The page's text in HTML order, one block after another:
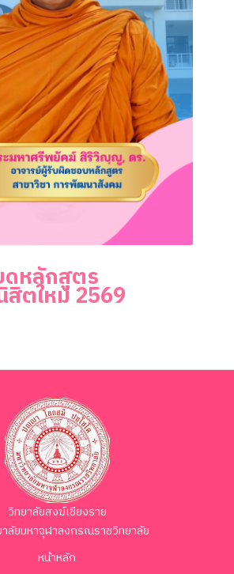
ดหลักสูตร
ตใหม่ 2569
วิทยาลัยสงฆ์เชียงราย
ลัยมหาจุฬาลงกรณราชวิทยาลัย
หน้าหลัก